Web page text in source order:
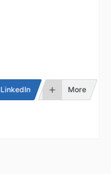
LinkedIn More